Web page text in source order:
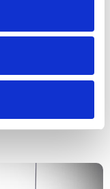
cpa.co.il